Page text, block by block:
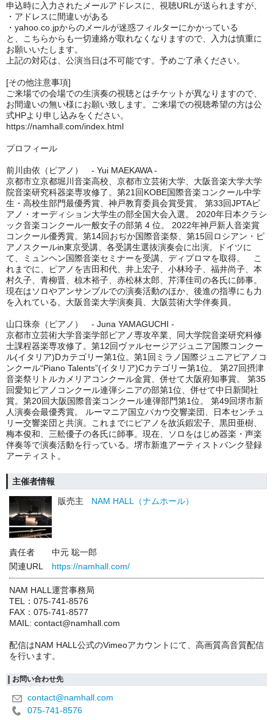
申込時に入力されたメールアドレスに、視聴URLが送られますが、
・アドレスに間違いがある
・yahoo.co.jpからのメールが迷惑フィルターにかかっている
と、こちらからも一切連絡が取れなくなりますので、入力は慎重に
お願いいたします。
上記の対応は、公演当日は不可能です。予めご了承ください。
[その他注意事項]
ご来場での会場での生演奏の視聴とはチケットが異なりますので、
お間違いの無い様にお願い致します。ご来場での視聴希望の方は公
式HPより申し込みをください。
https://namhall.com/index.html
プロフィール
前川由依（ピアノ） - Yui MAEKAWA -
京都市立京都堀川音楽高校、京都市立芸術大学、大阪音楽大学大学
院音楽研究科器楽専攻修了。第21回KOBE国際音楽コンクール中学
生・高校生部門最優秀賞、神戸教育委員会賞受賞。 第33回JPTAピ
アノ・オーディション大学生の部全国大会入選。 2020年日本クラシ
ック音楽コンクール一般女子の部第 4 位。 2022年神戸新人音楽賞
コンクール優秀賞。第14回おぢか国際音楽祭、第15回ロシアン・ピ
アノスクールin東京受講、各受講生選抜演奏会に出演。ドイツに
て、ミュンヘン国際音楽セミナーを受講、ディプロマを取得。 こ
れまでに、ピアノを吉田和代、井上宏子、小林玲子、福井尚子、本
村久子、青柳晋、椋木裕子、赤松林太郎、芹澤佳司の各氏に師事。
現在はソロやアンサンブルでの演奏活動のほか、後進の指導にも力
を入れている。大阪音楽大学演奏員、大阪芸術大学伴奏員。
山口珠奈（ピアノ） - Juna YAMAGUCHI -
京都市立芸術大学音楽学部ピアノ専攻卒業、同大学院音楽研究科修
士課程器楽専攻修了。第12回ヴァルセージアジュニア国際コンクー
ル(イタリア)Dカテゴリー第1位。第1回ミラノ国際ジュニアピアノコ
ンクール“Piano Talents”(イタリア)Cカテゴリー第1位。 第27回摂津
音楽祭リトルカメリアコンクール金賞、併せて大阪府知事賞。 第35
回愛知ピアノコンクール連弾シニアの部第1位、併せて中日新聞社
賞。第20回大阪国際音楽コンクール連弾部門第1位。 第49回堺市新
人演奏会最優秀賞。 ルーマニア国立バカウ交響楽団、日本センチュ
リー交響楽団と共演。これまでにピアノを故浜鍜宏子、黒田亜樹、
梅本俊和、三舩優子の各氏に師事。現在、ソロをはじめ器楽・声楽
伴奏等で演奏活動を行っている。堺市新進アーティストバンク登録
アーティスト。
主催者情報
販売主
NAM HALL（ナムホール）
責任者
中元 聡一郎
関連URL
https://namhall.com/
NAM HALL運営事務局
TEL：075-741-8576
FAX：075-741-8577
MAIL: contact@namhall.com
配信はNAM HALL公式のVimeoアカウントにて、高画質高音質配信
を行います。
お問い合わせ先
contact@namhall.com
075-741-8576